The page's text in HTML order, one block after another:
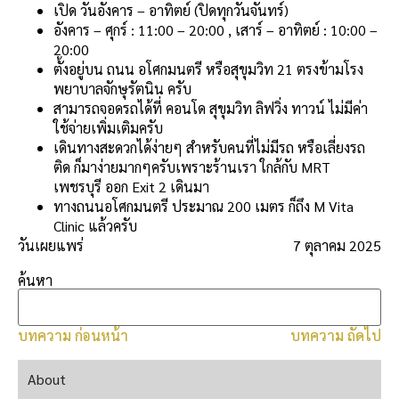
เปิด วันอังคาร – อาทิตย์ (ปิดทุกวันจันทร์)
อังคาร – ศุกร์ : 11:00 – 20:00 , เสาร์ – อาทิตย์ : 10:00 –
20:00
ตั้งอยู่บน ถนน อโศกมนตรี หรือสุขุมวิท 21 ตรงข้ามโรง
พยาบาลจักษุรัตนิน ครับ
สามารถจอดรถได้ที่ คอนโด สุขุมวิท ลิฟวิ่ง ทาวน์ ไม่มีค่า
ใช้จ่ายเพิ่มเติมครับ
เดินทางสะดวกได้ง่ายๆ สำหรับคนที่ไม่มีรถ หรือเลี่ยงรถ
ติด ก็มาง่ายมากๆครับเพราะร้านเรา ใกล้กับ MRT
เพชรบุรี ออก Exit 2 เดินมา
ทางถนนอโศกมนตรี ประมาณ 200 เมตร ก็ถึง M Vita
Clinic แล้วครับ
วันเผยแพร่
7 ตุลาคม 2025
ค้นหา
บทความ ก่อนหน้า บทความ ถัดไป
About